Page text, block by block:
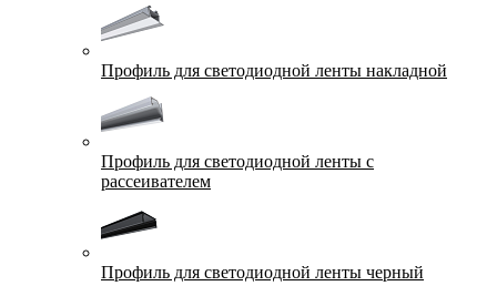
Профиль для светодиодной ленты накладной
Профиль для светодиодной ленты с
рассеивателем
Профиль для светодиодной ленты черный